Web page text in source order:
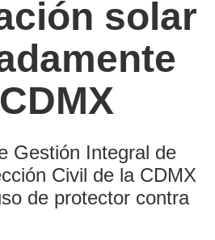
solar
Gestión Integral de
Civil de la CDMX
de protector contra